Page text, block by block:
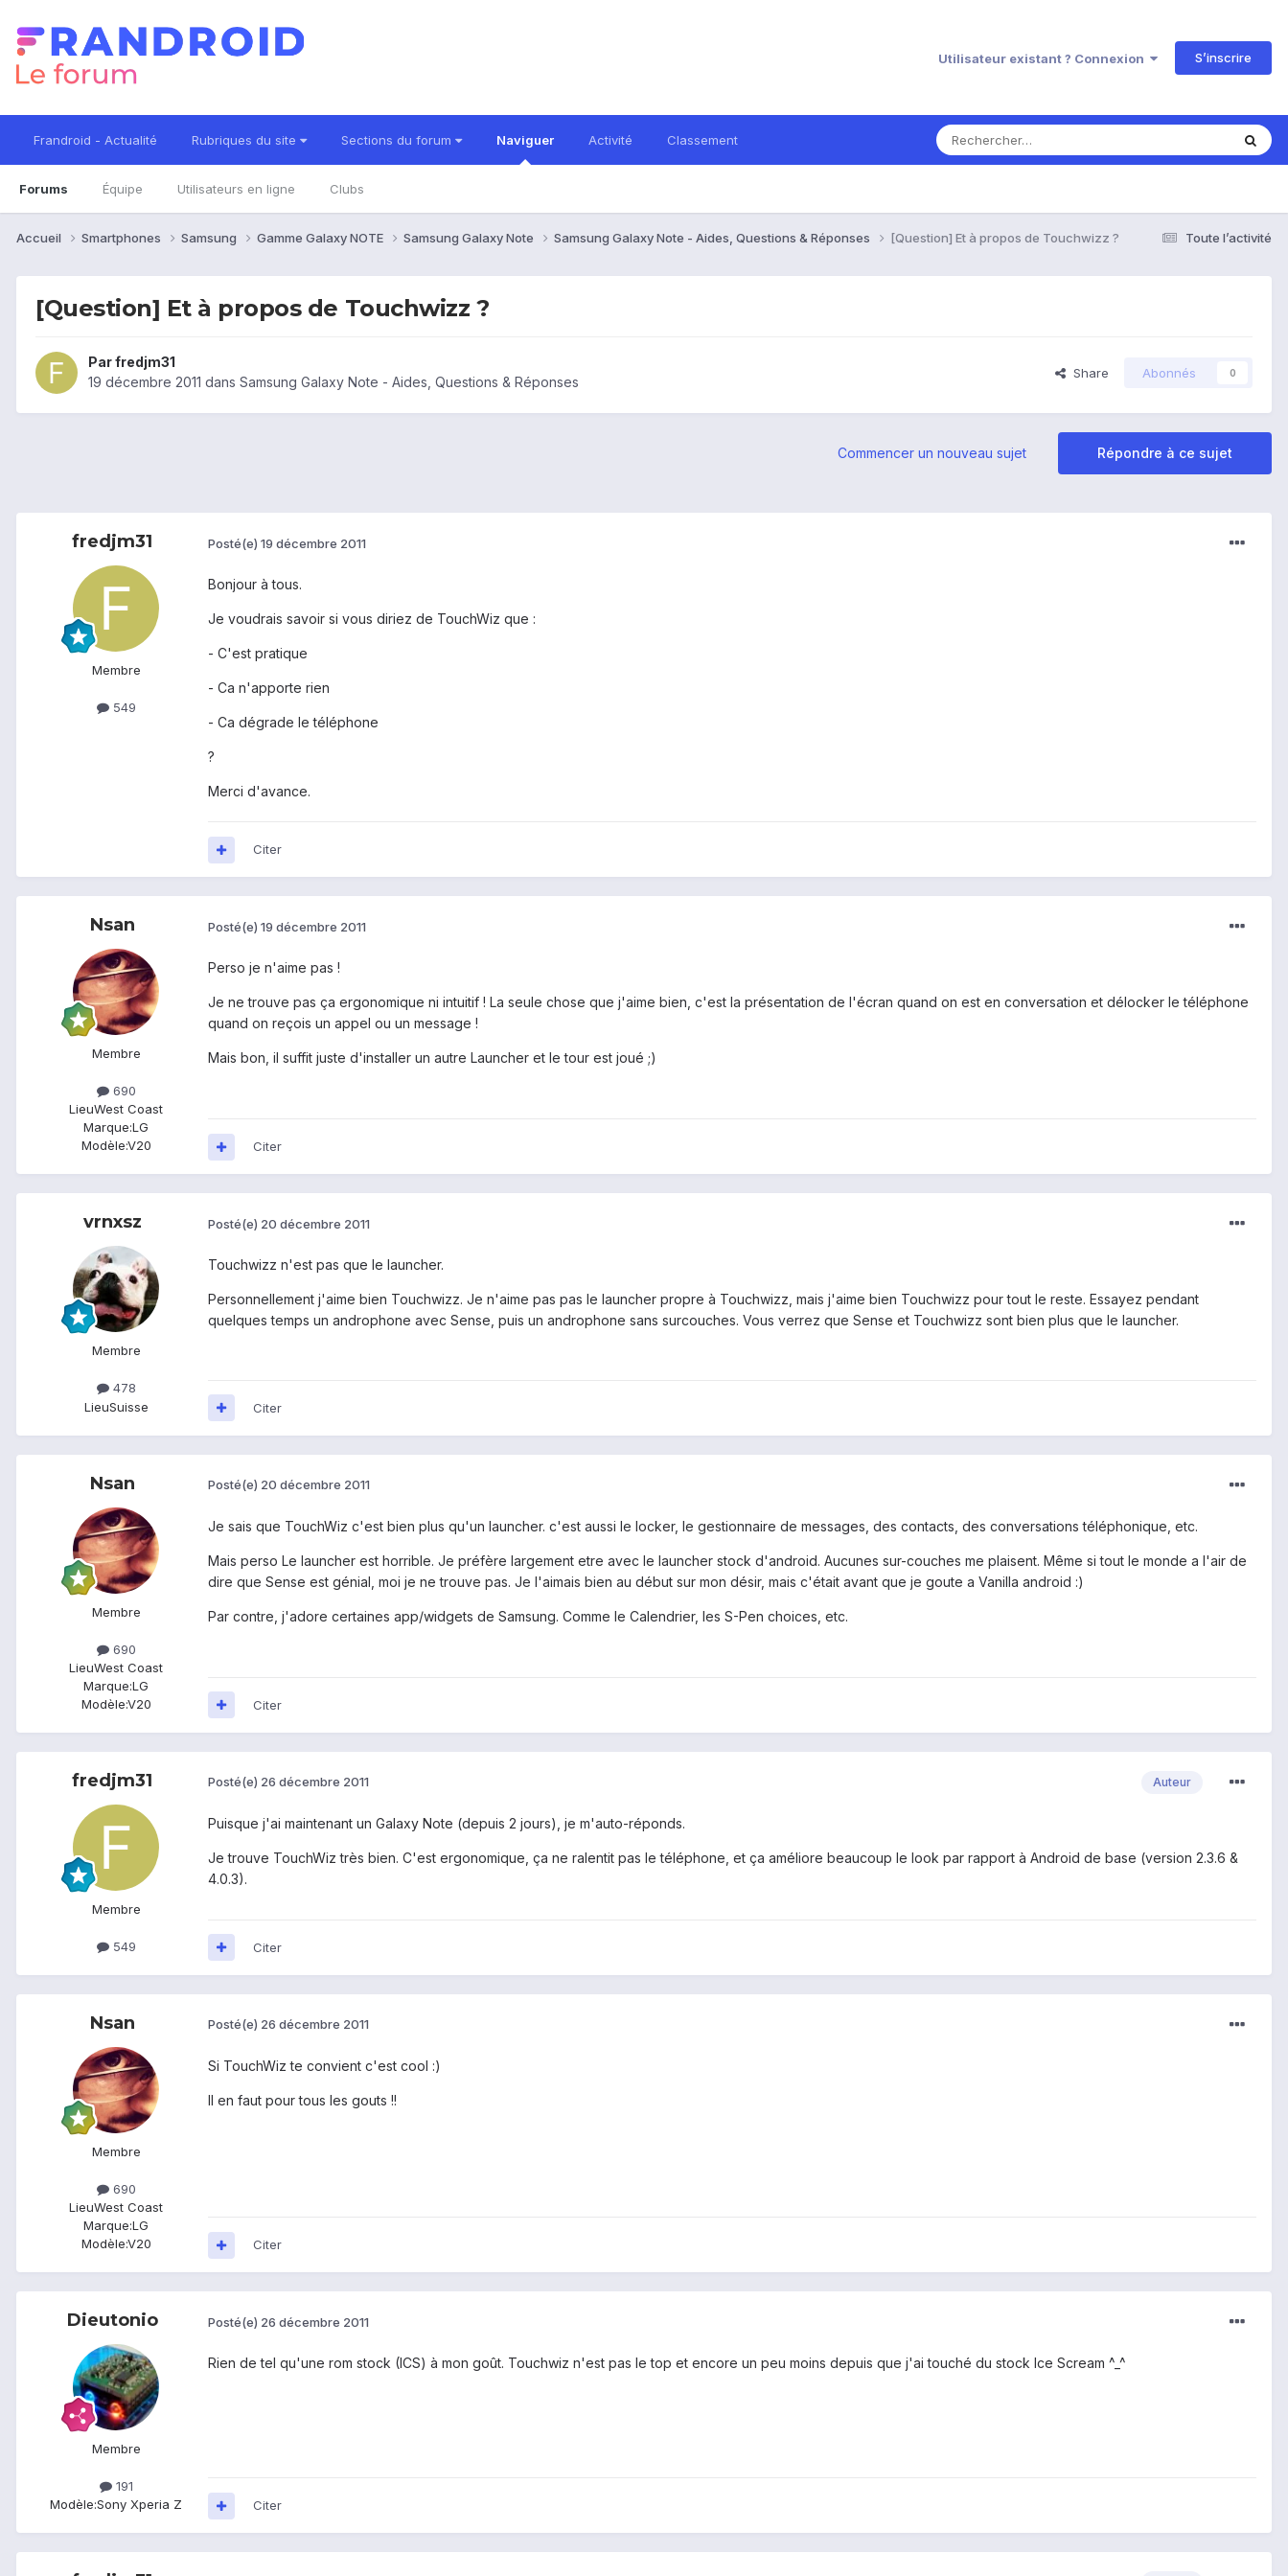
Utilisateur existant ? Connexion S’inscrire
Frandroid - Actualité Rubriques du site Sections du forum Naviguer
Forums Équipe Utilisateurs en ligne Clubs
Activité Classement
Toute l’activité
Accueil Smartphones Samsung Gamme Galaxy NOTE Samsung Galaxy Note Samsung Galaxy Note - Aides, Questions & Réponses [Question] Et à propos de Touchwizz ?
[Question] Et à propos de Touchwizz ?
Parfredjm31
19 décembre 2011 dans Samsung Galaxy Note - Aides, Questions & Réponses
Share Abonnés 0
Répondre à ce sujet
Commencer un nouveau sujet
fredjm31
Membre
549
Posté(e) 19 décembre 2011
Bonjour à tous.
Je voudrais savoir si vous diriez de TouchWiz que :
- C'est pratique
- Ca n'apporte rien
- Ca dégrade le téléphone
?
Merci d'avance.
Citer
Nsan
Membre
690
LieuWest Coast
Marque:LG
Modèle:V20
Posté(e) 19 décembre 2011
Perso je n'aime pas !
Je ne trouve pas ça ergonomique ni intuitif ! La seule chose que j'aime bien, c'est la présentation de l'écran quand on est en conversation et délocker le téléphone
quand on reçois un appel ou un message !
Mais bon, il suffit juste d'installer un autre Launcher et le tour est joué ;)
Citer
vrnxsz
Membre
478
LieuSuisse
Posté(e) 20 décembre 2011
Touchwizz n'est pas que le launcher.
Personnellement j'aime bien Touchwizz. Je n'aime pas pas le launcher propre à Touchwizz, mais j'aime bien Touchwizz pour tout le reste. Essayez pendant
quelques temps un androphone avec Sense, puis un androphone sans surcouches. Vous verrez que Sense et Touchwizz sont bien plus que le launcher.
Citer
Nsan
Membre
690
LieuWest Coast
Marque:LG
Modèle:V20
Posté(e) 20 décembre 2011
Je sais que TouchWiz c'est bien plus qu'un launcher. c'est aussi le locker, le gestionnaire de messages, des contacts, des conversations téléphonique, etc.
Mais perso Le launcher est horrible. Je préfère largement etre avec le launcher stock d'android. Aucunes sur-couches me plaisent. Même si tout le monde a l'air de
dire que Sense est génial, moi je ne trouve pas. Je l'aimais bien au début sur mon désir, mais c'était avant que je goute a Vanilla android :)
Par contre, j'adore certaines app/widgets de Samsung. Comme le Calendrier, les S-Pen choices, etc.
Citer
fredjm31
Membre
549
Auteur
Posté(e) 26 décembre 2011
Puisque j'ai maintenant un Galaxy Note (depuis 2 jours), je m'auto-réponds.
Je trouve TouchWiz très bien. C'est ergonomique, ça ne ralentit pas le téléphone, et ça améliore beaucoup le look par rapport à Android de base (version 2.3.6 &
4.0.3).
Citer
Nsan
Membre
690
LieuWest Coast
Marque:LG
Modèle:V20
Posté(e) 26 décembre 2011
Si TouchWiz te convient c'est cool :)
Il en faut pour tous les gouts !!
Citer
Dieutonio
Membre
191
Modèle:Sony Xperia Z
Posté(e) 26 décembre 2011
Rien de tel qu'une rom stock (ICS) à mon goût. Touchwiz n'est pas le top et encore un peu moins depuis que j'ai touché du stock Ice Scream ^_^
Citer